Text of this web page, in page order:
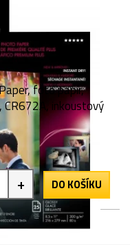
foto papír,
inkoustový
+ DO KOŠÍKU